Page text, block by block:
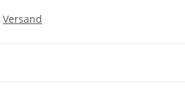
Versand